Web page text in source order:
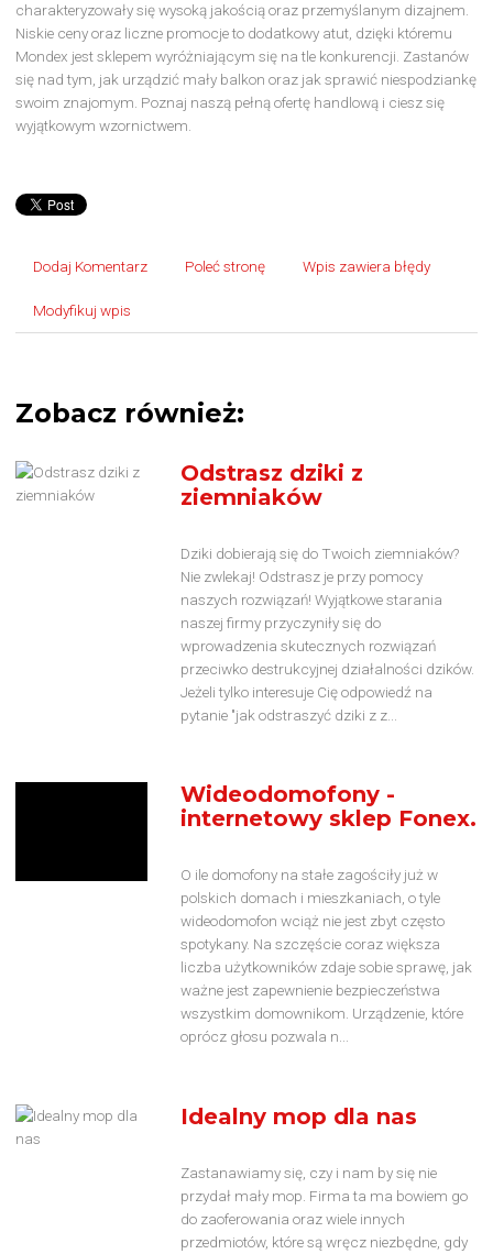
charakteryzowały się wysoką jakością oraz przemyślanym dizajnem.
Niskie ceny oraz liczne promocje to dodatkowy atut, dzięki któremu
Mondex jest sklepem wyróżniającym się na tle konkurencji. Zastanów
się nad tym, jak urządzić mały balkon oraz jak sprawić niespodziankę
swoim znajomym. Poznaj naszą pełną ofertę handlową i ciesz się
wyjątkowym wzornictwem.
Dodaj Komentarz Poleć stronę Wpis zawiera błędy
Modyfikuj wpis
Zobacz również:
Odstrasz dziki z
ziemniaków
Dziki dobierają się do Twoich ziemniaków?
Nie zwlekaj! Odstrasz je przy pomocy
naszych rozwiązań! Wyjątkowe starania
naszej firmy przyczyniły się do
wprowadzenia skutecznych rozwiązań
przeciwko destrukcyjnej działalności dzików.
Jeżeli tylko interesuje Cię odpowiedź na
pytanie "jak odstraszyć dziki z z...
Wideodomofony -
internetowy sklep Fonex.
O ile domofony na stałe zagościły już w
polskich domach i mieszkaniach, o tyle
wideodomofon wciąż nie jest zbyt często
spotykany. Na szczęście coraz większa
liczba użytkowników zdaje sobie sprawę, jak
ważne jest zapewnienie bezpieczeństwa
wszystkim domownikom. Urządzenie, które
oprócz głosu pozwala n...
Idealny mop dla nas
Zastanawiamy się, czy i nam by się nie
przydał mały mop. Firma ta ma bowiem go
do zaoferowania oraz wiele innych
przedmiotów, które są wręcz niezbędne, gdy